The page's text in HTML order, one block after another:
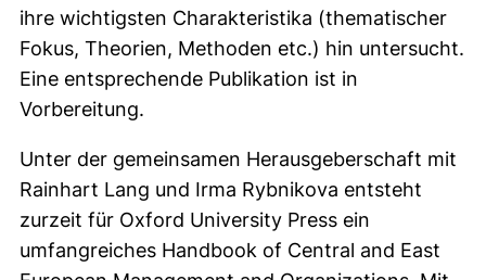
ihre wichtigsten Charakteristika (thematischer
Fokus, Theorien, Methoden etc.) hin untersucht.
Eine entsprechende Publikation ist in
Vorbereitung.
Unter der gemeinsamen Herausgeberschaft mit
Rainhart Lang und Irma Rybnikova entsteht
zurzeit für Oxford University Press ein
umfangreiches Handbook of Central and East